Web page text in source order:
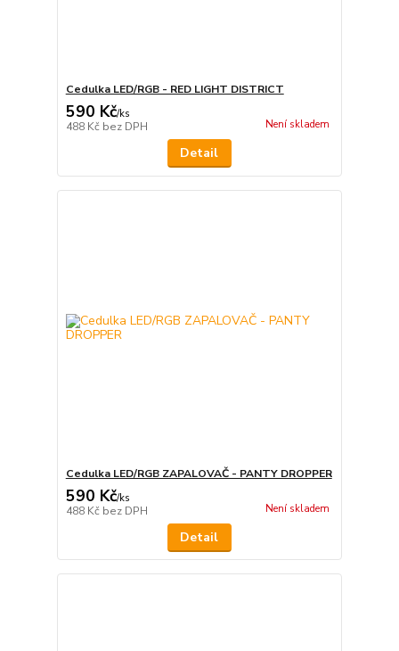
Cedulka LED/RGB - RED LIGHT DISTRICT
590 Kč/ks
488 Kč bez DPH Není skladem
Detail
Cedulka LED/RGB ZAPALOVAČ - PANTY DROPPER
590 Kč/ks
488 Kč bez DPH Není skladem
Detail